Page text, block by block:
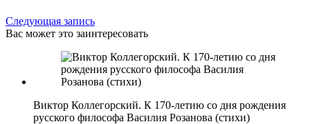
Следующая запись
Вас может это заинтересовать
Виктор Коллегорский. К 170-летию со дня рождения
русского философа Василия Розанова (стихи)